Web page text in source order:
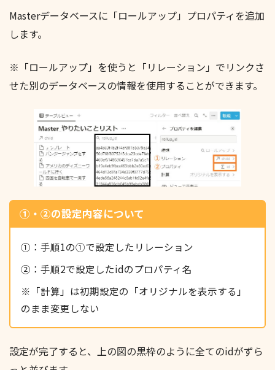
Masterデータベースに「ロールアップ」プロパティを追加
します。
※「ロールアップ」を使うと「リレーション」でリンクさ
せた別のデータベースの情報を使用することができます。
①・②の設定内容について
①：手順1の①で設定したリレーション
②：手順2で設定したidのプロパティ名
※「計算」は初期設定の「オリジナルを表示する」
のまま変更しない
設定が完了すると、上の図の黒枠のように全てのidがずら